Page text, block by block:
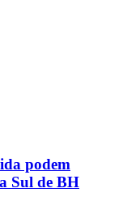
podem
Sul de BH